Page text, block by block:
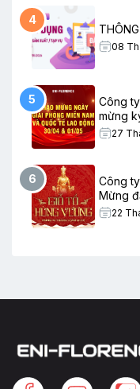
4
08
5
Công
mừng
27
6
Công
Mừng
22